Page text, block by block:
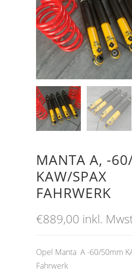
MANTA A, -
KAW/SPAX
FAHRWERK
€889,00 inkl.
Opel Manta A -60/50mm
Fahrwerk